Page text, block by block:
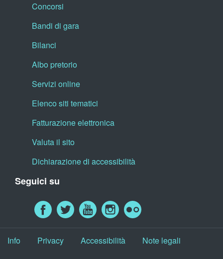
Concorsi
Bandi di gara
Bilanci
Albo pretorio
Servizi online
Elenco siti tematici
Fatturazione elettronica
Valuta il sito
Dichiarazione di accessibilità
Seguici su
Info Privacy Accessibilità Note legali